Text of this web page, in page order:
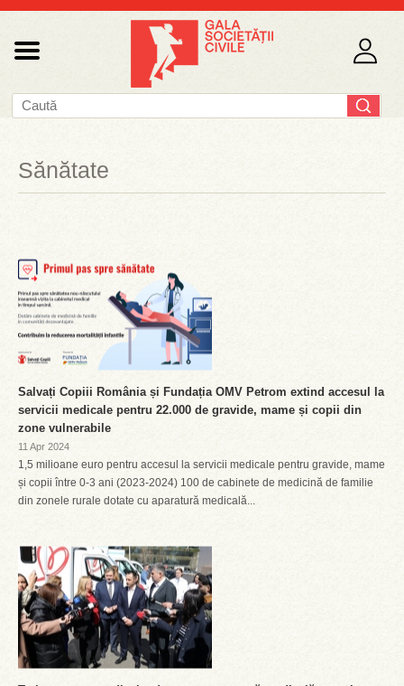
Sănătate
Salvați Copiii România și Fundația OMV Petrom extind accesul la
servicii medicale pentru 22.000 de gravide, mame și copii din
zone vulnerabile
11 Apr 2024
1,5 milioane euro pentru accesul la servicii medicale pentru gravide, mame
și copii între 0-3 ani (2023-2024) 100 de cabinete de medicină de familie
din zonele rurale dotate cu aparatură medicală...